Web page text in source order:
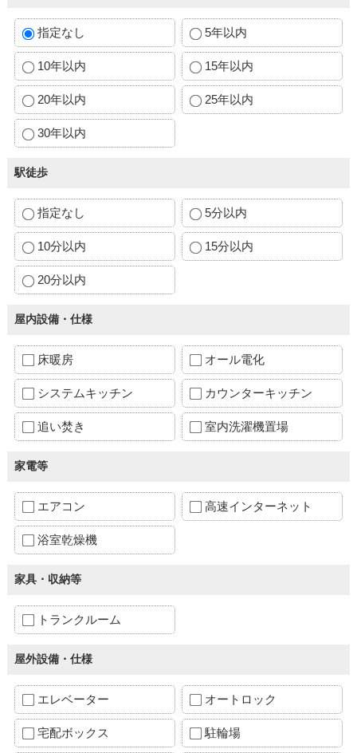
指定なし 5年以内
10年以内 15年以内
20年以内 25年以内
30年以内
駅徒歩
指定なし 5分以内
10分以内 15分以内
20分以内
屋内設備・仕様
床暖房 オール電化
システムキッチン カウンターキッチン
追い焚き 室内洗濯機置場
家電等
エアコン 高速インターネット
浴室乾燥機
家具・収納等
トランクルーム
屋外設備・仕様
エレベーター オートロック
宅配ボックス 駐輪場